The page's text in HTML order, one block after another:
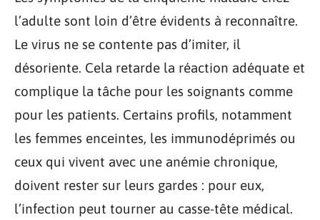
l’adulte sont loin d’être évidents à reconnaître.
Le virus ne se contente pas d’imiter, il
désoriente. Cela retarde la réaction adéquate et
complique la tâche pour les soignants comme
pour les patients. Certains profils, notamment
les femmes enceintes, les immunodéprimés ou
ceux qui vivent avec une anémie chronique,
doivent rester sur leurs gardes : pour eux,
l’infection peut tourner au casse-tête médical.